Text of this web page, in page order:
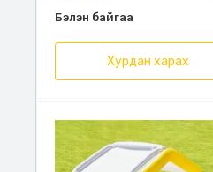
Бэлэн байгаа
Хурдан харах